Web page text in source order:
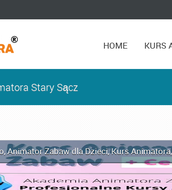
HOME KURS
Stary Sącz
,Animator Zabaw dla Dzieci,Kurs Animatora